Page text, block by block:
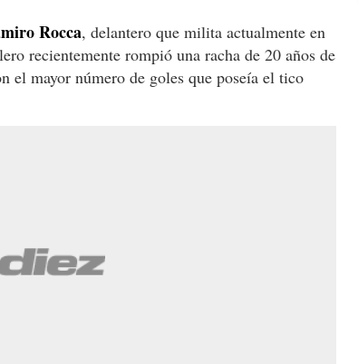
Rocca, delantero que milita actualmente en
recientemente rompió una racha de 20 años de
el mayor número de goles que poseía el tico